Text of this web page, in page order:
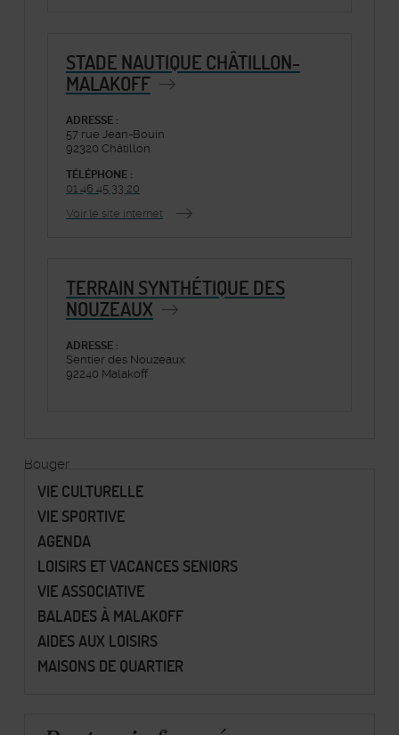
STADE NAUTIQUE CHÂTILLON-
MALAKOFF
ADRESSE :
57 rue Jean-Bouin
92320 Châtillon
TÉLÉPHONE :
01 46 45 33 20
Voir le site internet
TERRAIN SYNTHÉTIQUE DES
NOUZEAUX
ADRESSE :
Sentier des Nouzeaux
92240 Malakoff
Bouger
VIE CULTURELLE
VIE SPORTIVE
AGENDA
LOISIRS ET VACANCES SENIORS
VIE ASSOCIATIVE
BALADES À MALAKOFF
AIDES AUX LOISIRS
MAISONS DE QUARTIER